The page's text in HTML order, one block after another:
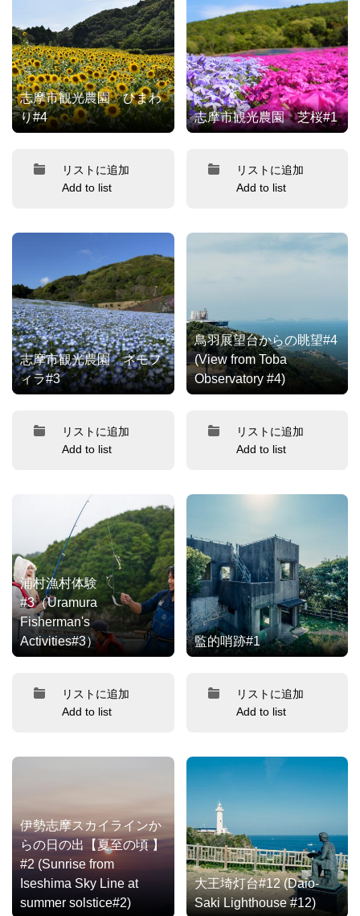
志摩市観光農園 ひまわ
り#4
リストに追加
Add to list
志摩市観光農園 芝桜#1
リストに追加
Add to list
志摩市観光農園 ネモフ
ィラ#3
リストに追加
Add to list
鳥羽展望台からの眺望#4
(View from Toba
Observatory #4)
リストに追加
Add to list
浦村漁村体験
#3（Uramura
Fisherman's
Activities#3）
リストに追加
Add to list
監的哨跡#1
リストに追加
Add to list
伊勢志摩スカイラインか
らの日の出【夏至の頃 】
#2 (Sunrise from
Iseshima Sky Line at
summer solstice#2)
大王埼灯台#12 (Daio-
Saki Lighthouse #12)